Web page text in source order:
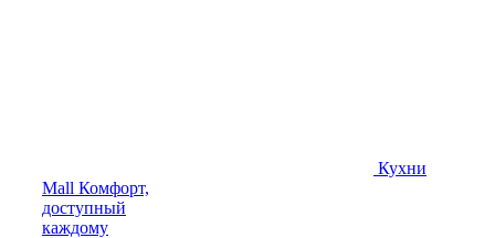
Кухни
Mall Комфорт,
доступный
каждому